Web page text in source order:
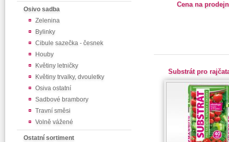
Osivo sadba
Zelenina
Bylinky
Cibule sazečka - česnek
Houby
Květiny letničky
Květiny trvalky, dvouletky
Osiva ostatní
Sadbové brambory
Travní směsi
Volně vážené
Ostatní sortiment
Cena na
Substrát pro